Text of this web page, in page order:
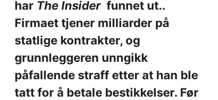
har The Insiderfunnet ut..
Firmaet tjener milliarder på
statlige kontrakter, og
grunnleggeren unngikk
påfallende straff etter at han ble
tatt for å betale bestikkelser. Før